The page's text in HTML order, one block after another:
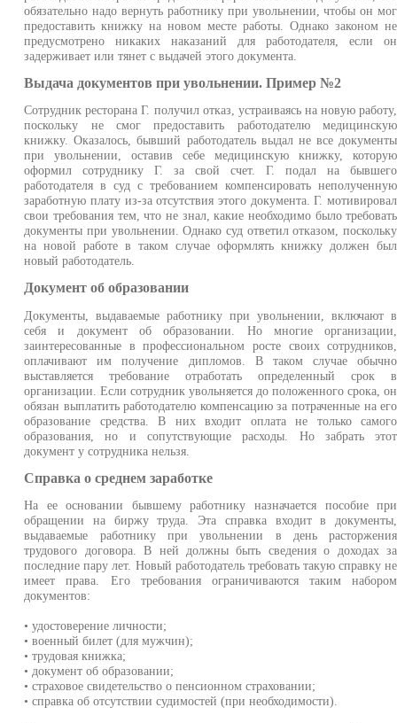
обязательно надо вернуть работнику при увольнении, чтобы он мог
предоставить книжку на новом месте работы. Однако законом не
предусмотрено никаких наказаний для работодателя, если он
задерживает или тянет с выдачей этого документа.
Выдача документов при увольнении. Пример №2
Сотрудник ресторана Г. получил отказ, устраиваясь на новую работу,
поскольку не смог предоставить работодателю медицинскую
книжку. Оказалось, бывший работодатель выдал не все документы
при увольнении, оставив себе медицинскую книжку, которую
оформил сотруднику Г. за свой счет. Г. подал на бывшего
работодателя в суд с требованием компенсировать неполученную
заработную плату из-за отсутствия этого документа. Г. мотивировал
свои требования тем, что не знал, какие необходимо было требовать
документы при увольнении. Однако суд ответил отказом, поскольку
на новой работе в таком случае оформлять книжку должен был
новый работодатель.
Документ об образовании
Документы, выдаваемые работнику при увольнении, включают в
себя и документ об образовании. Но многие организации,
заинтересованные в профессиональном росте своих сотрудников,
оплачивают им получение дипломов. В таком случае обычно
выставляется требование отработать определенный срок в
организации. Если сотрудник увольняется до положенного срока, он
обязан выплатить работодателю компенсацию за потраченные на его
образование средства. В них входит оплата не только самого
образования, но и сопутствующие расходы. Но забрать этот
документ у сотрудника нельзя.
Справка о среднем заработке
На ее основании бывшему работнику назначается пособие при
обращении на биржу труда. Эта справка входит в документы,
выдаваемые работнику при увольнении в день расторжения
трудового договора. В ней должны быть сведения о доходах за
последние пару лет. Новый работодатель требовать такую справку не
имеет права. Его требования ограничиваются таким набором
документов:
• удостоверение личности;
• военный билет (для мужчин);
• трудовая книжка;
• документ об образовании;
• страховое свидетельство о пенсионном страховании;
• справка об отсутствии судимостей (при необходимости).